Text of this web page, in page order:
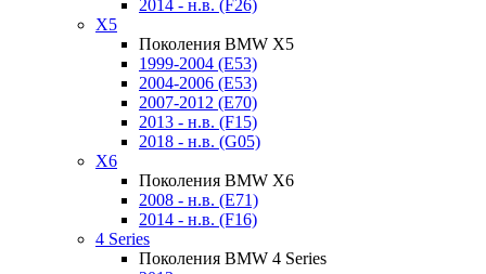
2014 - н.в. (F26)
X5
Поколения BMW X5
1999-2004 (E53)
2004-2006 (E53)
2007-2012 (E70)
2013 - н.в. (F15)
2018 - н.в. (G05)
X6
Поколения BMW X6
2008 - н.в. (E71)
2014 - н.в. (F16)
4 Series
Поколения BMW 4 Series